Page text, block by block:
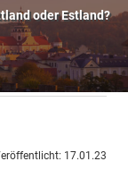
oder Estland?
17.01.23